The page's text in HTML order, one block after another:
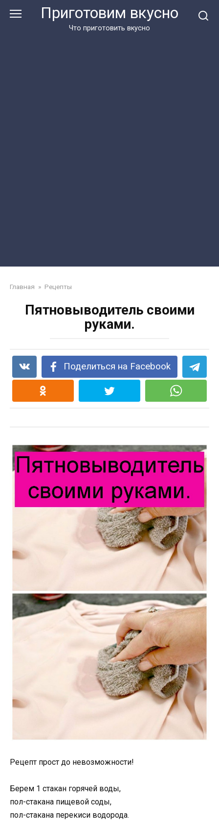
Приготовим вкусно
Что приготовить вкусно
Главная » Рецепты
Пятновыводитель своими
руками.
Поделиться на Facebook
Рецепт прост до невозможности!
Берем 1 стакан горячей воды,
пол-стакана пищевой соды,
пол-стакана перекиси водорода.